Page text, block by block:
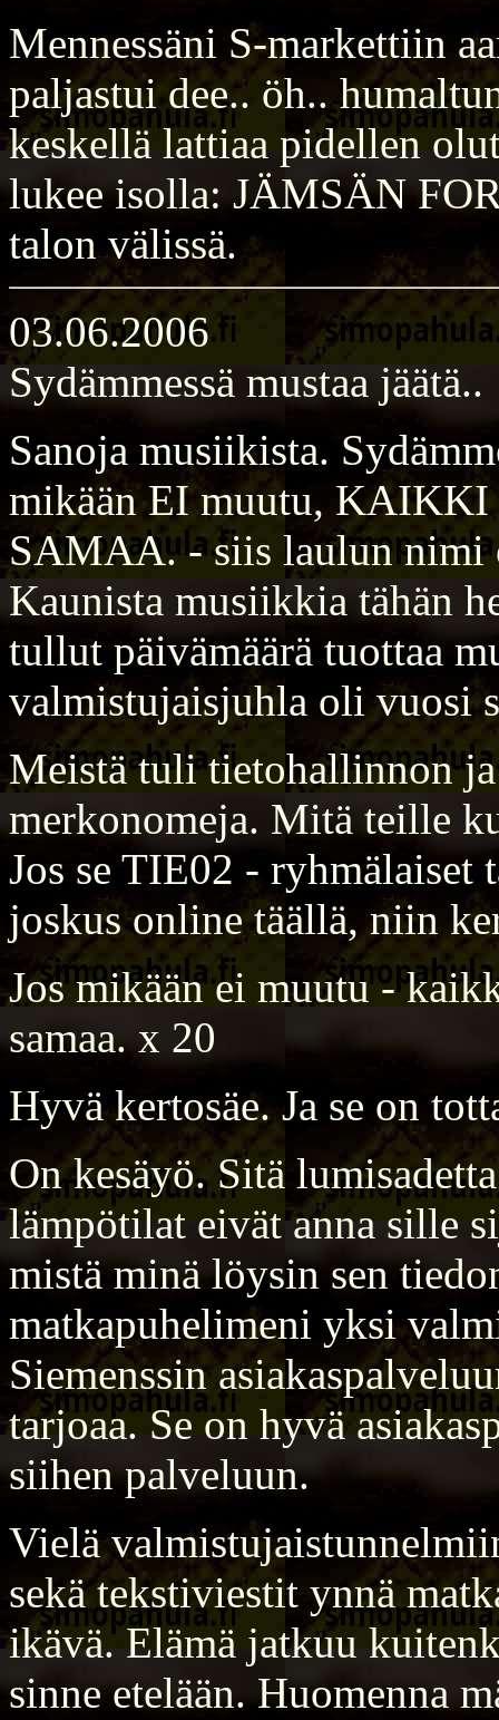
Mennessäni S-markettiin
paljastui dee.. öh..
keskellä lattiaa pidellen
lukee isolla: JÄMSÄN
talon välissä.
03.06.2006
Sydämmessä mustaa jäätä..
Sanoja musiikista.
mikään EI muutu,
SAMAA. - siis laulun nimi
Kaunista musiikkia tähän
tullut päivämäärä tuottaa
valmistujaisjuhla oli vuosi
Meistä tuli tietohallinnon
merkonomeja. Mitä teille
Jos se TIE02 -
joskus online täällä, niin
Jos mikään ei muutu -
samaa. x 20
Hyvä kertosäe. Ja se on
On kesäyö. Sitä
lämpötilat eivät anna sille
mistä minä löysin sen
matkapuhelimeni yksi
Siemenssin
tarjoaa. Se on hyvä
siihen palveluun.
Vielä
sekä tekstiviestit ynnä
ikävä. Elämä jatkuu
sinne etelään. Huomenna